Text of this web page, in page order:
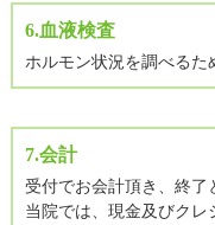
6.血液検査
ホルモン状況を調べるた
7.会計
受付でお会計頂き、終了
当院では、現金及びク